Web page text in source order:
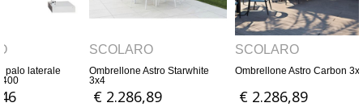
SCOLARO
Ombrellone Astro Carbon 3x4
€ 2.286,89
SCOLARO
Ombrellone Palladio Braccio
€ 1.303,28